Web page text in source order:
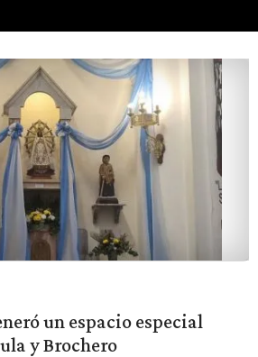
un espacio especial
y Brochero